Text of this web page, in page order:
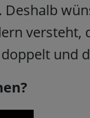
versteht,
und